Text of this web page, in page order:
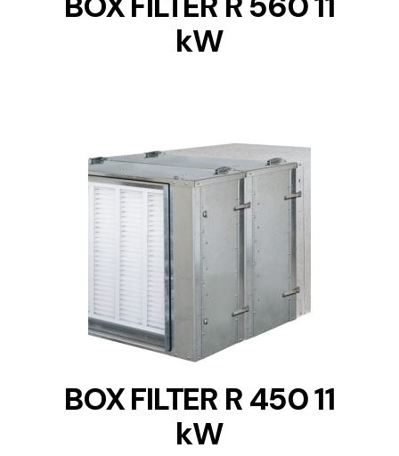
kW
DETAILS
BOX FILTER R 450 11
kW